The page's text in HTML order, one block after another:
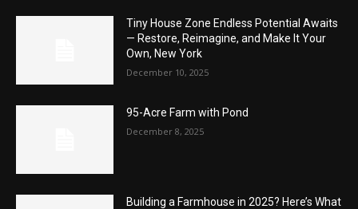
Tiny House Zone Endless Potential Awaits
— Restore, Reimagine, and Make It Your
Own, New York
December 10, 2025
95-Acre Farm with Pond
December 8, 2025
Building a Farmhouse in 2025? Here’s What